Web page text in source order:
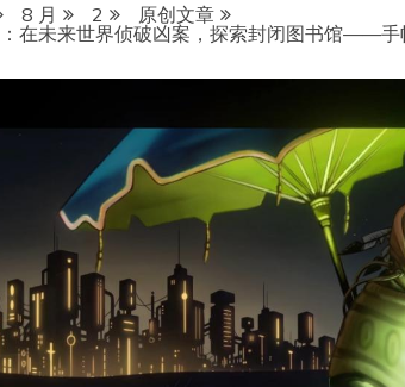
8 月 2
原创文章
：在未来世界侦破凶案，探索封闭图书馆——